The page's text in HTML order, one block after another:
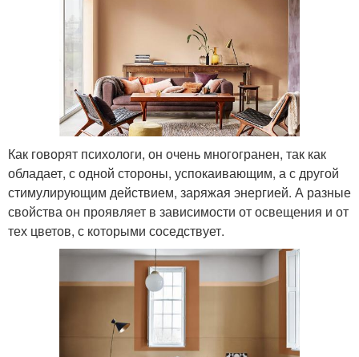
Как говорят психологи, он очень многогранен, так как
обладает, с одной стороны, успокаивающим, а с другой
стимулирующим действием, заряжая энергией. А разные
свойства он проявляет в зависимости от освещения и от
тех цветов, с которыми соседствует.